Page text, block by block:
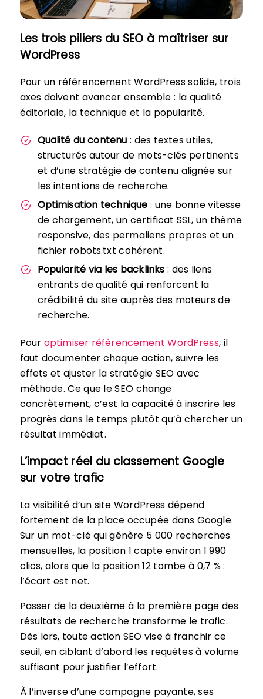
Les trois piliers du SEO à maîtriser sur
WordPress
Pour un référencement WordPress solide, trois
axes doivent avancer ensemble : la qualité
éditoriale, la technique et la popularité.
Qualité du contenu : des textes utiles,
structurés autour de mots-clés pertinents
et d’une stratégie de contenu alignée sur
les intentions de recherche.
Optimisation technique : une bonne vitesse
de chargement, un certificat SSL, un thème
responsive, des permaliens propres et un
fichier robots.txt cohérent.
Popularité via les backlinks : des liens
entrants de qualité qui renforcent la
crédibilité du site auprès des moteurs de
recherche.
Pour optimiser référencement WordPress, il
faut documenter chaque action, suivre les
effets et ajuster la stratégie SEO avec
méthode. Ce que le SEO change
concrètement, c’est la capacité à inscrire les
progrès dans le temps plutôt qu’à chercher un
résultat immédiat.
L’impact réel du classement Google
sur votre trafic
La visibilité d’un site WordPress dépend
fortement de la place occupée dans Google.
Sur un mot-clé qui génère 5 000 recherches
mensuelles, la position 1 capte environ 1 990
clics, alors que la position 12 tombe à 0,7 % :
l’écart est net.
Passer de la deuxième à la première page des
résultats de recherche transforme le trafic.
Dès lors, toute action SEO vise à franchir ce
seuil, en ciblant d’abord les requêtes à volume
suffisant pour justifier l’effort.
À l’inverse d’une campagne payante, ses